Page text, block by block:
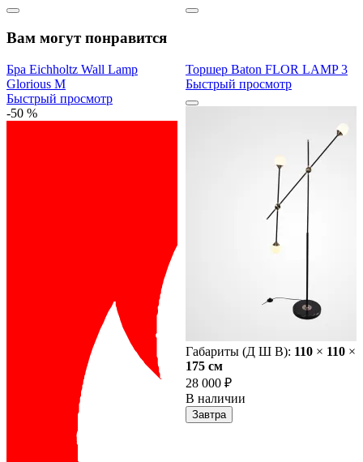
Вам могут понравится
Бра Eichholtz Wall Lamp
Glorious M
Быстрый просмотр
-50 %
Торшер Baton FLOR LAMP 3
Быстрый просмотр
Габариты (Д Ш В): 110 × 110 ×
175 cм
28 000 ₽
В наличии
Завтра